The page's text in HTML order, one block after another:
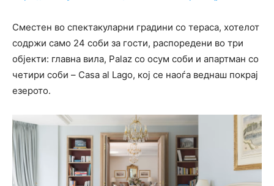
Сместен во спектакуларни градини со тераса, хотелот
содржи само 24 соби за гости, распоредени во три
објекти: главна вила, Palaz со осум соби и апартман со
четири соби – Casa al Lago, кој се наоѓа веднаш покрај
езерото.